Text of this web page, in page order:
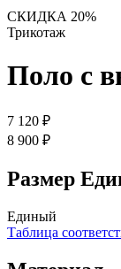
СКИДКА 20%
Трикотаж
Поло с
7 120 ₽
8 900 ₽
Размер
Единый
Таблица